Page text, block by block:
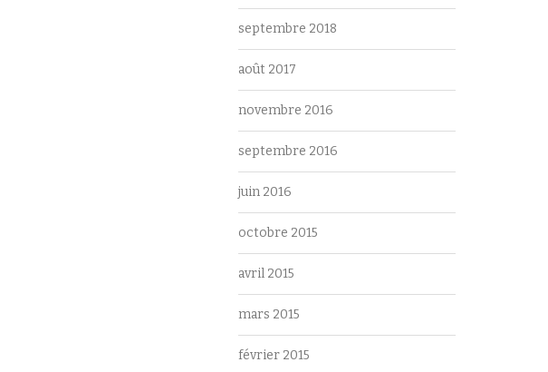
septembre 2018
août 2017
novembre 2016
septembre 2016
juin 2016
octobre 2015
avril 2015
mars 2015
février 2015